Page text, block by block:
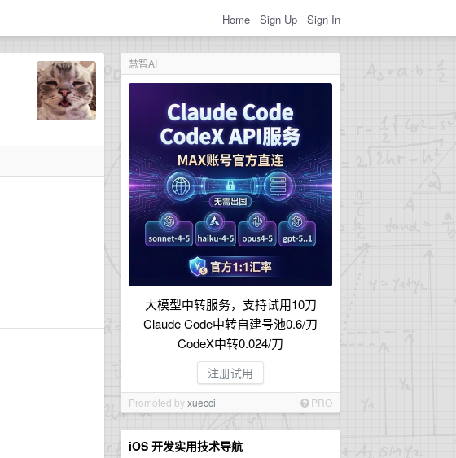
Home Sign Up Sign In
慧智AI
大模型中转服务，支持试用10刀
Claude Code中转自建号池0.6/刀
CodeX中转0.024/刀
注册试用
Promoted byxuecci PRO
iOS 开发实用技术导航